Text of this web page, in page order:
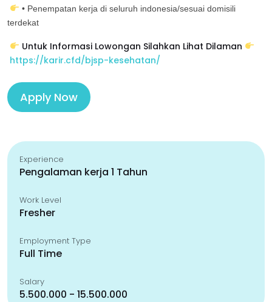
• Penempatan kerja di seluruh indonesia/sesuai domisili
terdekat
Untuk Informasi Lowongan Silahkan Lihat Dilaman
https://karir.cfd/bjsp-kesehatan/
Apply Now
Experience
Pengalaman kerja 1 Tahun
Work Level
Fresher
Employment Type
Full Time
Salary
5.500.000 - 15.500.000